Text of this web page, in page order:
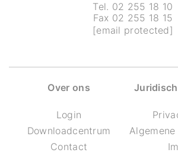
Tel. 02 255 18 10
Fax 02 255 18 15
[email protected]
Over ons
Login
Downloadcentrum
Contact